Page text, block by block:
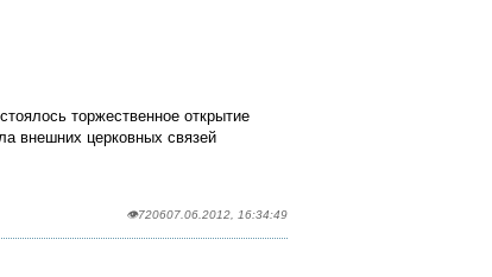
торжественное открытие
внешних церковных связей
👁720607.06.2012, 16:34:49